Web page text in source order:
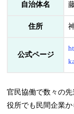
自治体名
住所
公式ページ
官民協働で数々の
役所でも民間企業